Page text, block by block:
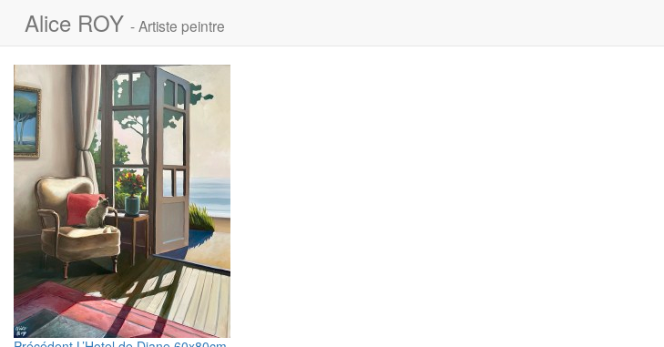
Alice ROY - Artiste peintre